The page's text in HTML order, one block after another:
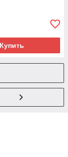
Купить